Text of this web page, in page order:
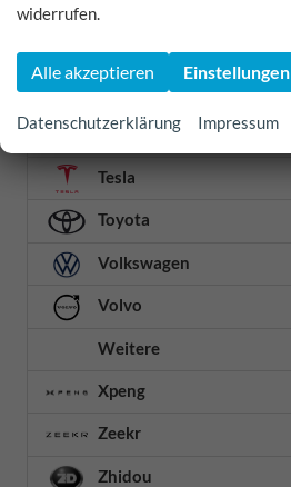
Smart
Ssangyong
Suzuki
Tesla
Toyota
Volkswagen
Volvo
Weitere
Xpeng
Zeekr
Zhidou
widerrufen.
Alle akzeptieren Einstellungen
Datenschutzerklärung Impressum